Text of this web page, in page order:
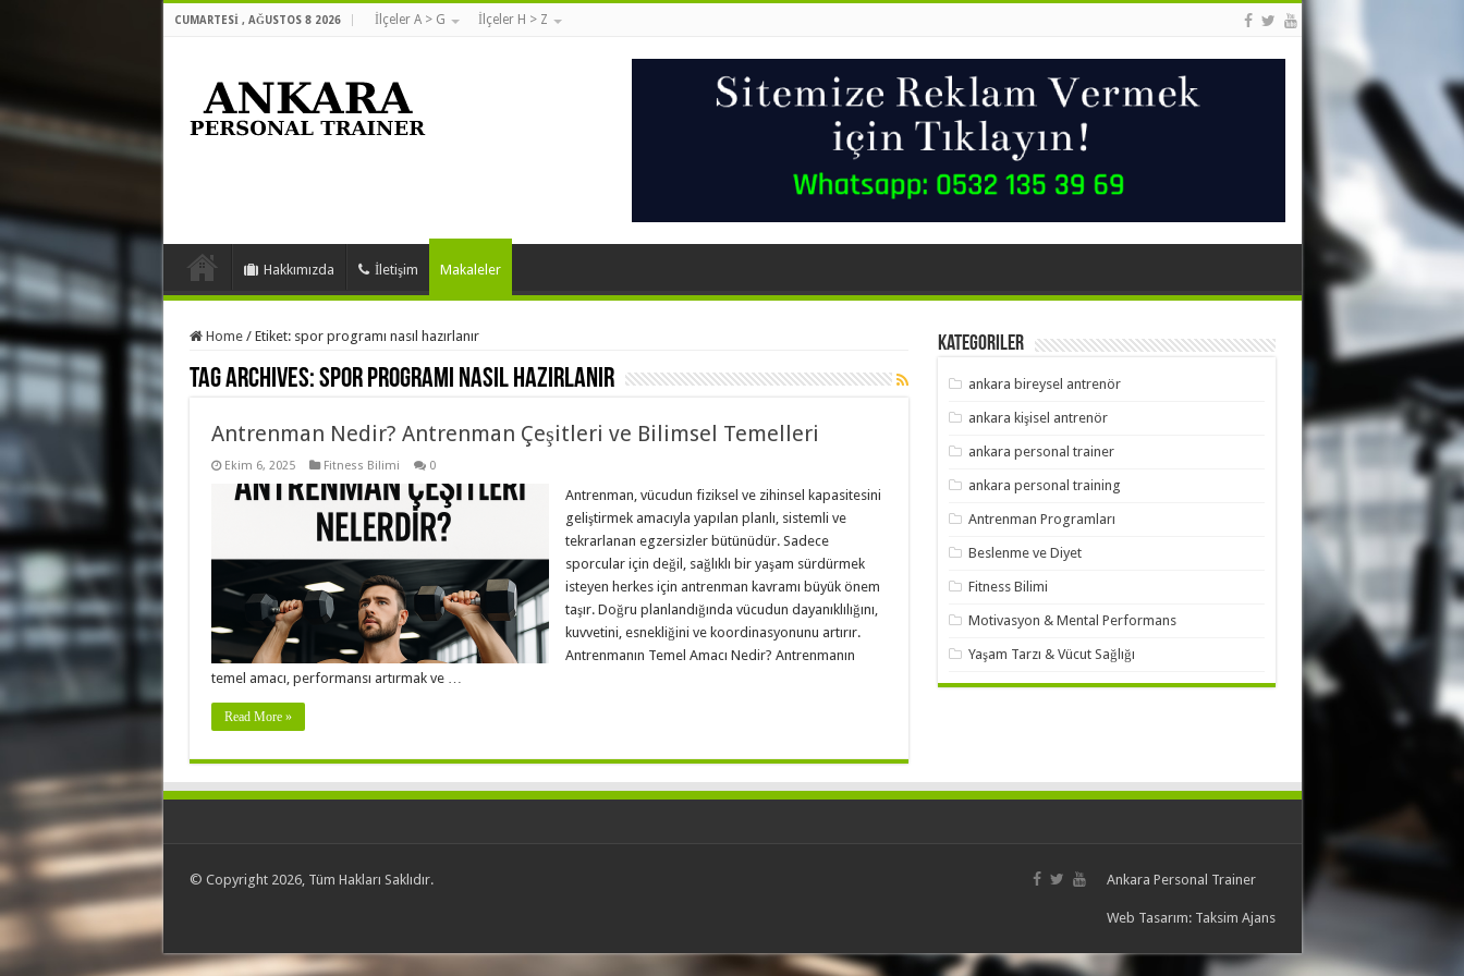
CUMARTESI , AĞUSTOS 8 2026 İlçeler A > G İlçeler H > Z
Hakkımızda İletişim Makaleler
Home / Etiket: spor programı nasıl hazırlanır
Tag Archives:spor programı nasıl hazırlanır
Antrenman Nedir? Antrenman Çeşitleri ve Bilimsel Temelleri
Ekim 6, 2025 Fitness Bilimi 0
Antrenman, vücudun fiziksel ve zihinsel kapasitesini
geliştirmek amacıyla yapılan planlı, sistemli ve
tekrarlanan egzersizler bütünüdür. Sadece
sporcular için değil, sağlıklı bir yaşam sürdürmek
isteyen herkes için antrenman kavramı büyük önem
taşır. Doğru planlandığında vücudun dayanıklılığını,
kuvvetini, esnekliğini ve koordinasyonunu artırır.
Antrenmanın Temel Amacı Nedir? Antrenmanın
temel amacı, performansı artırmak ve …
Read More »
Kategoriler
ankara bireysel antrenör
ankara kişisel antrenör
ankara personal trainer
ankara personal training
Antrenman Programları
Beslenme ve Diyet
Fitness Bilimi
Motivasyon & Mental Performans
Yaşam Tarzı & Vücut Sağlığı
Ankara Personal Trainer
Web Tasarım: Taksim Ajans
© Copyright 2026, Tüm Hakları Saklıdır.